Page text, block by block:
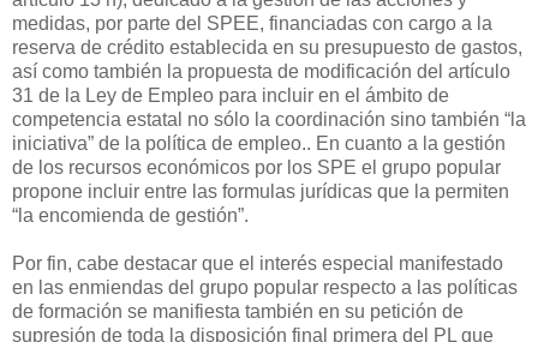
medidas, por parte del SPEE, financiadas con cargo a la
reserva de crédito establecida en su presupuesto de gastos,
así como también la propuesta de modificación del artículo
31 de la Ley de Empleo para incluir en el ámbito de
competencia estatal no sólo la coordinación sino también “la
iniciativa” de la política de empleo.. En cuanto a la gestión
de los recursos económicos por los SPE el grupo popular
propone incluir entre las formulas jurídicas que la permiten
“la encomienda de gestión”.
Por fin, cabe destacar que el interés especial manifestado
en las enmiendas del grupo popular respecto a las políticas
de formación se manifiesta también en su petición de
supresión de toda la disposición final primera del PL que